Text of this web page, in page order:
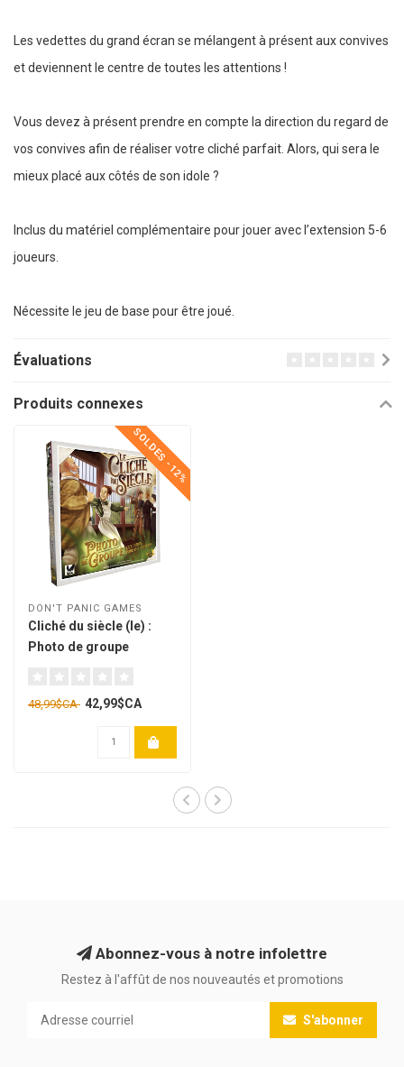
Les vedettes du grand écran se mélangent à présent aux convives
et deviennent le centre de toutes les attentions !
Vous devez à présent prendre en compte la direction du regard de
vos convives afin de réaliser votre cliché parfait. Alors, qui sera le
mieux placé aux côtés de son idole ?
Inclus du matériel complémentaire pour jouer avec l’extension 5-6
joueurs.
Nécessite le jeu de base pour être joué.
Évaluations
Produits connexes
SOLDES -12%
DON'T PANIC GAMES
Cliché du siècle (le) :
Photo de groupe
48,99$CA 42,99$CA
Abonnez-vous à notre infolettre
Restez à l'affût de nos nouveautés et promotions
S'abonner